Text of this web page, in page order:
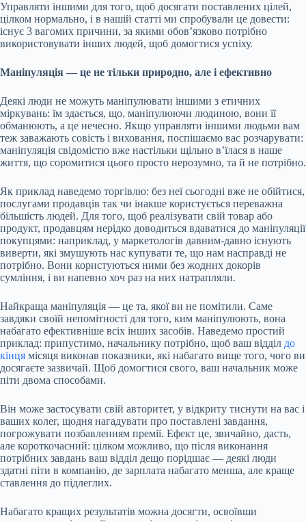
Управляти іншими для того, щоб досягати поставлених цілей,
цілком нормально, і в нашій статті ми спробували це довести:
існує 3 вагомих причини, за якими обов’язково потрібно
використовувати інших людей, щоб домогтися успіху.
Маніпуляція — це не тільки природно, але і ефективно
Деякі люди не можуть маніпулювати іншими з етичних
міркувань: їм здається, що, маніпулюючи людиною, вони її
обманюють, а це нечесно. Якщо управляти іншими людьми вам
теж заважають совість і виховання, поспішаємо вас розчарувати:
маніпуляція свідомістю вже настільки щільно в’їлася в наше
життя, що соромитися цього просто нерозумно, та й не потрібно.
Як приклад наведемо торгівлю: без неї сьогодні вже не обійтися,
послугами продавців так чи інакше користується переважна
більшість людей. Для того, щоб реалізувати свій товар або
продукт, продавцям нерідко доводиться вдаватися до маніпуляції
покупцями: наприклад, у маркетологів давним-давно існують
виверти, які змушують нас купувати те, що нам насправді не
потрібно. Вони користуються ними без жодних докорів
сумління, і ви напевно хоч раз на них натрапляли.
Найкраща маніпуляція — це та, якої ви не помітили. Саме
завдяки своїй непомітності для того, ким маніпулюють, вона
набагато ефективніше всіх інших засобів. Наведемо простий
приклад: припустимо, начальнику потрібно, щоб ваш відділ до
кінця місяця виконав показники, які набагато вище того, чого ви
досягаєте зазвичай. Щоб домогтися свого, ваш начальник може
піти двома способами.
Він може застосувати свій авторитет, у відкриту тиснути на вас і
ваших колег, щодня нагадувати про поставлені завдання,
погрожувати позбавленням премії. Ефект це, звичайно, дасть,
але короткочасний: цілком можливо, що після виконання
потрібних завдань ваш відділ дещо порідшає — деякі люди
здатні піти в компанію, де зарплата набагато менша, але краще
ставлення до підлеглих.
Набагато кращих результатів можна досягти, освоївши